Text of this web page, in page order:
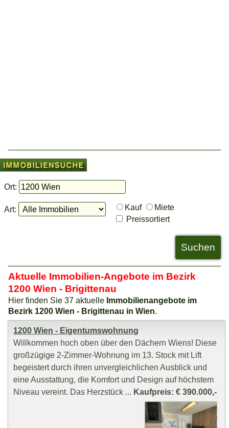
Ort:
Art: Kauf
Miete
Preissortiert
Aktuelle Immobilien-Angebote im Bezirk
1200 Wien - Brigittenau
Hier finden Sie 37 aktuelle Immobilienangebote im
Bezirk 1200 Wien - Brigittenau in Wien.
1200 Wien - Eigentumswohnung
Willkommen hoch oben über den Dächern Wiens! Diese
großzügige 2-Zimmer-Wohnung im 13. Stock mit Lift
begeistert durch ihren unvergleichlichen Ausblick und
eine Ausstattung, die Komfort und Design auf höchstem
Niveau vereint. Das Herzstück ... Kaufpreis: € 390.000,-